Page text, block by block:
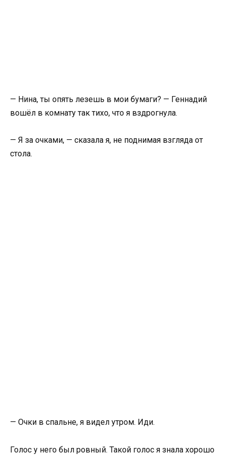
— Нина, ты опять лезешь в мои бумаги? — Геннадий
вошёл в комнату так тихо, что я вздрогнула.
— Я за очками, — сказала я, не поднимая взгляда от
стола.
— Очки в спальне, я видел утром. Иди.
Голос у него был ровный. Такой голос я знала хорошо